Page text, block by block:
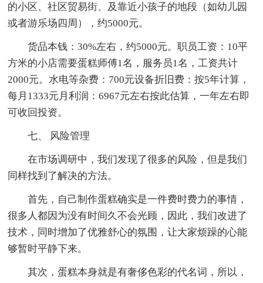
的小区、社区贸易街、及靠近小孩子的地段（如幼儿园
或者游乐场四周），约5000元。
货品本钱：30%左右，约5000元。职员工资：10平
方米的小店需要蛋糕师傅1名，服务员1名，工资共计
2000元。水电等杂费：700元设备折旧费：按5年计算，
每月1333元月利润：6967元左右按此估算，一年左右即
可收回投资。
七、 风险管理
在市场调研中，我们发现了很多的风险，但是我们
同样找到了解决的方法。
首先，自己制作蛋糕确实是一件费时费力的事情，
很多人都因为没有时间久不会光顾，因此，我们改进了
技术，同时增加了优雅舒心的氛围，让大家烦躁的心能
够暂时平静下来。
其次，蛋糕本身就是有奢侈色彩的代名词，所以，